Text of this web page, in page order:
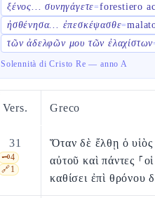
ξένος... συνηγάγετε=forestiero
ἠσθένησα... ἐπεσκέψασθε=
τῶν ἀδελφῶν μου τῶν ἐλαχίστων
Solennità di Cristo Re — anno A
Vers. Greco
31
🗝️4
🔗1
Ὅταν δὲ ἔλθῃ ὁ
αὐτοῦ καὶ πάντες
καθίσει ἐπὶ θρόνου